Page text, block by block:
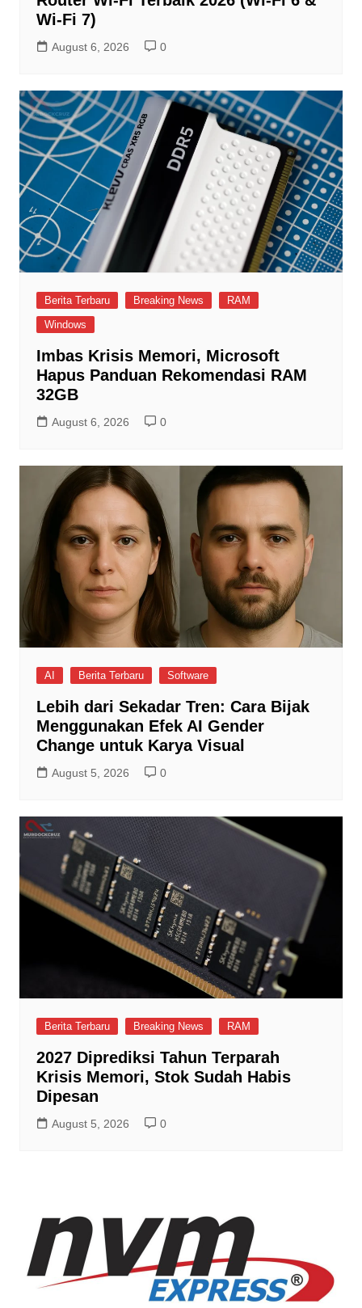
Wi-Fi 7)
August 6, 2026 0
Berita Terbaru Breaking News
RAM
Windows
Imbas Krisis Memori, Microsoft
Hapus Panduan Rekomendasi RAM
32GB
August 6, 2026 0
AI Berita Terbaru Software
Lebih dari Sekadar Tren: Cara Bijak
Menggunakan Efek AI Gender
Change untuk Karya Visual
August 5, 2026 0
Berita Terbaru Breaking News RAM
2027 Diprediksi Tahun Terparah
Krisis Memori, Stok Sudah Habis
Dipesan
August 5, 2026 0